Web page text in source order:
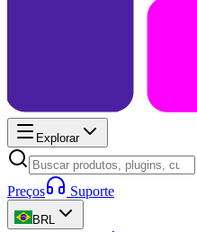
Explorar
Preços Suporte
BRL